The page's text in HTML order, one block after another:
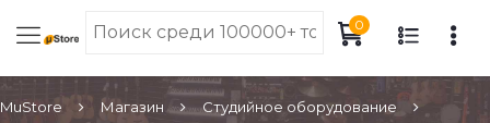
0
MuStore Магазин
Студийное оборудование